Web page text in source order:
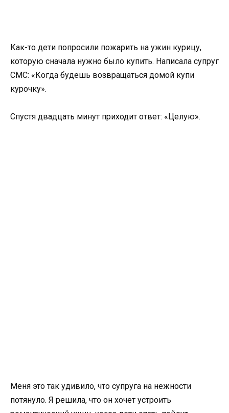
Как-то дети попросили пожарить на ужин курицу,
которую сначала нужно было купить. Написала супруг
СМС: «Когда будешь возвращаться домой купи
курочку».
Спустя двадцать минут приходит ответ: «Целую».
Меня это так удивило, что супруга на нежности
потянуло. Я решила, что он хочет устроить